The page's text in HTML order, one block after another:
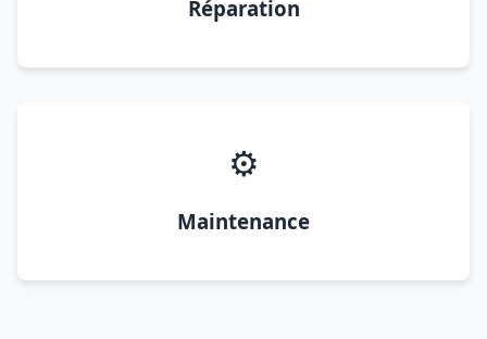
Réparation
⚙️
Maintenance